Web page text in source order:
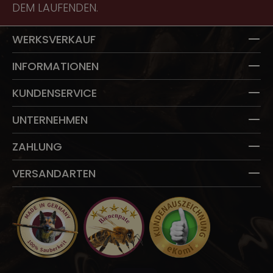
T
DEM LAUFENDEN.
WERKSVERKAUF
INFORMATIONEN
KUNDENSERVICE
UNTERNEHMEN
ZAHLUNG
VERSANDARTEN